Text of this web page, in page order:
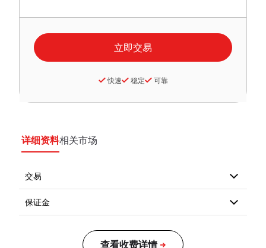
快速 稳定 可靠
详细资料相关市场